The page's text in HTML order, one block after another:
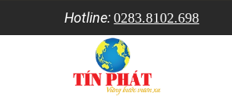
Hotline: 0283.8102.698